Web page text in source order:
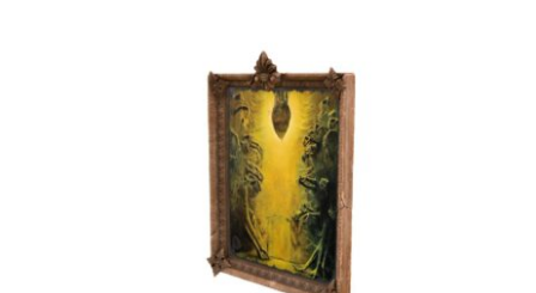
Thử tranh bằng AR (thực tế
ảo tăng cường)